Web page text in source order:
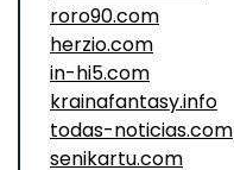
roro90.com
herzio.com
in-hi5.com
krainafantasy.info
todas-noticias.com
senikartu.com